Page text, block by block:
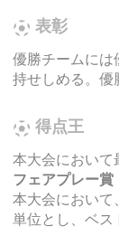
表彰
優勝チームに
持せしめる。優
得点王
本大会において
フェアプレー賞
本大会におい
単位とし、ベス